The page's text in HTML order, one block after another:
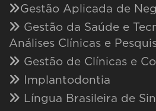
Gestão Aplicada de
Gestão da Saúde e
Análises Clínicas e
Gestão de Clínicas e
Implantodontia
Língua Brasileira de